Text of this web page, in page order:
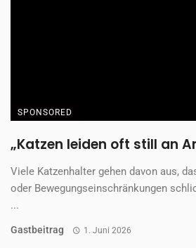
SPONSORED
„Katzen leiden oft still an
Viele Katzenhalter gehen davon aus,
oder Bewegungseinschränkungen
...
Gastbeitrag 1. Juni 2026